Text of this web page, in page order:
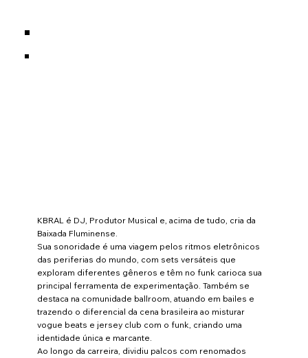
KBRAL é DJ, Produtor Musical e, acima de tudo, cria da
Baixada Fluminense.
Sua sonoridade é uma viagem pelos ritmos eletrônicos
das periferias do mundo, com sets versáteis que
exploram diferentes gêneros e têm no funk carioca sua
principal ferramenta de experimentação. Também se
destaca na comunidade ballroom, atuando em bailes e
trazendo o diferencial da cena brasileira ao misturar
vogue beats e jersey club com o funk, criando uma
identidade única e marcante.
Ao longo da carreira, dividiu palcos com renomados